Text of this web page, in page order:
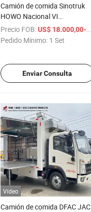
/ Set
Camión de comida Sinotruk
HOWO Nacional VI
personalizable para
necesidades de catering
Precio FOB: US$ 18.000,00-25.000,00
Pedido Mínimo: 1 Set
Enviar Consulta
Vídeo
Camión de comida DFAC JAC